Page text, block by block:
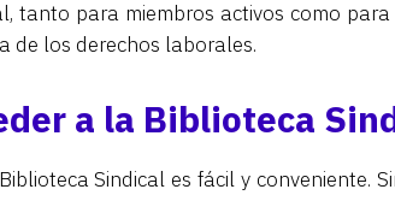
tanto para miembros activos como
de los derechos laborales.
a la Biblioteca
Sindical es fácil y conveniente.